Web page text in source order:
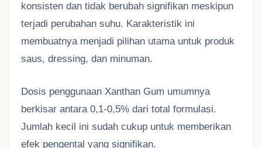
konsisten dan tidak berubah signifikan meskipun
terjadi perubahan suhu. Karakteristik ini
membuatnya menjadi pilihan utama untuk produk
saus, dressing, dan minuman.
Dosis penggunaan Xanthan Gum umumnya
berkisar antara 0,1-0,5% dari total formulasi.
Jumlah kecil ini sudah cukup untuk memberikan
efek pengental yang signifikan.